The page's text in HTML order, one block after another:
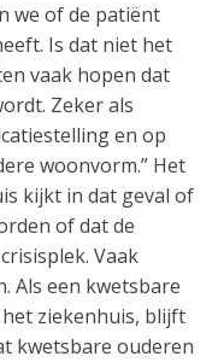
we of de patiënt
Is dat niet het
vaak hopen dat
Zeker als
en op
woonvorm.” Het
kijkt in dat geval of
of dat de
Vaak
Als een kwetsbare
ziekenhuis, blijft
kwetsbare ouderen